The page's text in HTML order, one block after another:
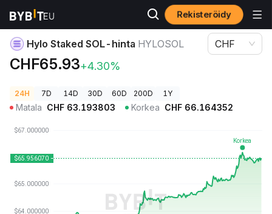
Rekisteröidy
Kryptohinnat Hylo Staked SOL-hinta HYLOSOL
Hylo Staked SOL-hinta HYLOSOL
CHF65.93+4.30%
CHF
24H 7D 14D 30D 60D 200D 1Y
Matala CHF 63.193803 Korkea CHF 66.164352